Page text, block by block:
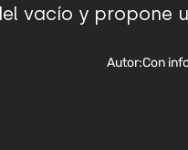
vacío y propone
Autor:Con